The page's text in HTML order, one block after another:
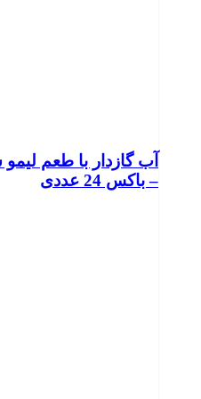
– باکس 24 عددی